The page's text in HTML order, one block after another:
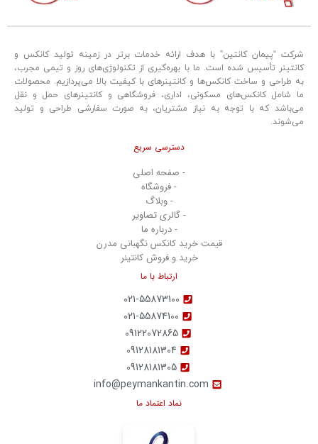
شرکت “پیمان کانتین” با هدف ارائه خدمات برتر در زمینه تولید کانکس و
کانتینر تأسیس شده است. ما با بهره‌گیری از تکنولوژی‌های روز و تیمی مجرب،
به طراحی و ساخت کانکس‌ها و کانتینرهای با کیفیت بالا می‌پردازیم. محصولات
ما شامل کانکس‌های مسکونی، اداری، فروشگاهی و کانتینرهای حمل و نقل
می‌باشد که با توجه به نیاز مشتریان، به صورت سفارشی طراحی و تولید
می‌شوند.
دسترسی سریع
- صفحه اصلی
- فروشگاه
- وبلاگ
- گالری تصاویر
- درباره ما
قیمت خرید کانکس نگهبانی مدرن
خرید و فروش کانتینر
ارتباط با ما
021-55873100
021-55874100
09122072865
09128181304
09128181305
info@peymankantin.com
نماد اعتماد ما